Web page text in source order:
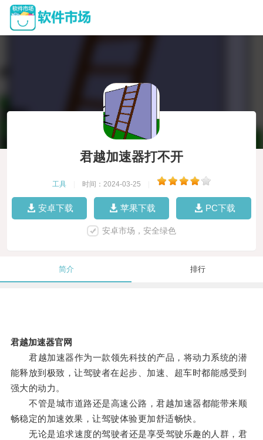
君越加速器打不开
工具 时间：2024-03-25
安卓下载 苹果下载 PC下载
安卓市场，安全绿色
简介 排行
君越加速器官网
君越加速器作为一款领先科技的产品，将动力系统的潜
能释放到极致，让驾驶者在起步、加速、超车时都能感受到
强大的动力。
不管是城市道路还是高速公路，君越加速器都能带来顺
畅稳定的加速效果，让驾驶体验更加舒适畅快。
无论是追求速度的驾驶者还是享受驾驶乐趣的人群，君